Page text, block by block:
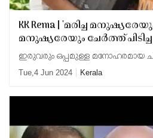
KK Rema | 'മരിച്ച
മനുഷ്യരേയും ചേര്‍ത്ത്
വടകരയില്‍നിന്ന് ചിരി
ടീചറേയെന്ന് സ്‌നേഹ
ഇരുവരും ഒപ്പമുള്ള മനോഹരമായ
Tue,4 Jun 2024 Kerala